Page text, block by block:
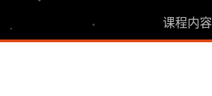
课程内容